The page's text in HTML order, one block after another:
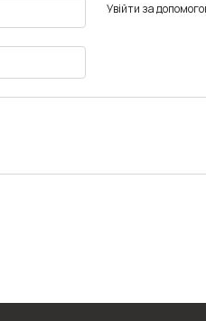
Увійти за